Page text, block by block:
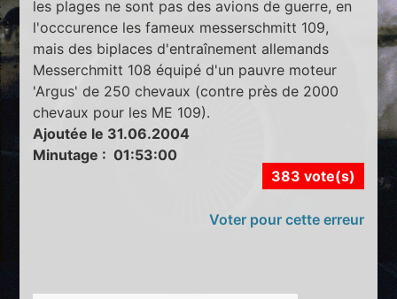
les plages ne sont pas des avions de guerre, en
l'occcurence les fameux messerschmitt 109,
mais des biplaces d'entraînement allemands
Messerchmitt 108 équipé d'un pauvre moteur
'Argus' de 250 chevaux (contre près de 2000
chevaux pour les ME 109).
Ajoutée le 31.06.2004
Minutage : 01:53:00
383 vote(s)
Voter pour cette erreur